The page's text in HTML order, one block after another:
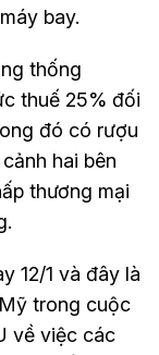
bay.
thống
thuế 25% đối
đó có rượu
hai bên
thương mại
12/1 và đây là
trong cuộc
về việc các